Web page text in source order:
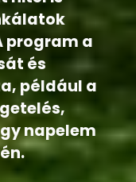
program a
és
például a
napelem